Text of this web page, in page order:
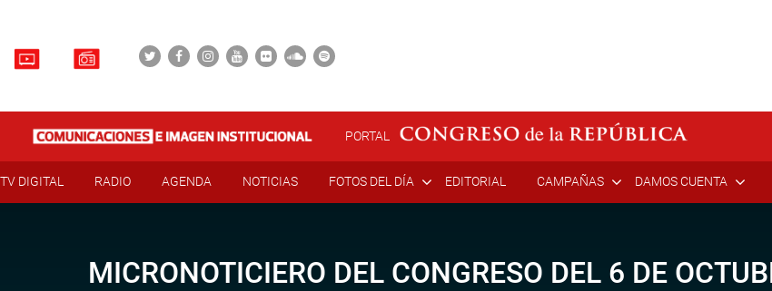
PORTAL
TV DIGITAL RADIO AGENDA NOTICIAS FOTOS DEL DÍA EDITORIAL CAMPAÑAS DAMOS CUENTA
MICRONOTICIERO DEL CONGRESO DEL 6 DE